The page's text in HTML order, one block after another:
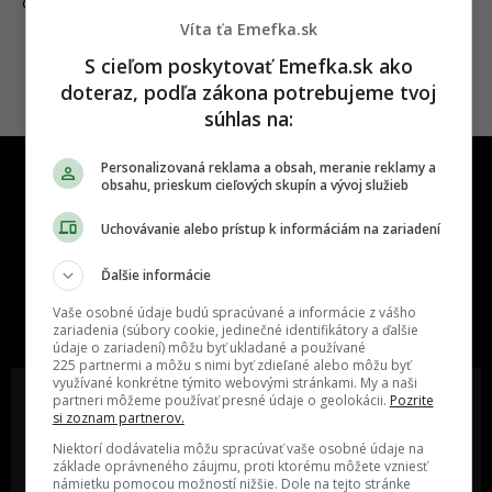
GAMING
One time najzábavnejšie miesto na
slovenskom internete, next time
najzabávnejšie miesto na svete
Oslov reklamou viac ako milión
ľudí v rôznych vekových
kategóriách a na rôznych
Vieš o niečom zaujímavom alebo
poznáš niekoho, o kom by sme
mali určite napísať?
Víta ťa Emefka.sk
S cieľom poskytovať Emefka.sk ako
doteraz, podľa zákona potrebujeme tvoj
súhlas na:
Personalizovaná reklama a obsah, meranie reklamy a
obsahu, prieskum cieľových skupín a vývoj služieb
Uchovávanie alebo prístup k informáciám na zariadení
Ďalšie informácie
Vaše osobné údaje budú spracúvané a informácie z vášho
zariadenia (súbory cookie, jedinečné identifikátory a ďalšie
údaje o zariadení) môžu byť ukladané a používané
225 partnermi a môžu s nimi byť zdieľané alebo môžu byť
využívané konkrétne týmito webovými stránkami. My a naši
partneri môžeme používať presné údaje o geolokácii. Pozrite
si zoznam partnerov.
Niektorí dodávatelia môžu spracúvať vaše osobné údaje na
základe oprávneného záujmu, proti ktorému môžete vzniesť
námietku pomocou možností nižšie. Dole na tejto stránke